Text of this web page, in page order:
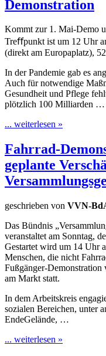
Demonstration
Kommt zur 1. Mai-Demo
Treﬀpunkt ist um 12 Uhr
(direkt am Europaplatz),
In der Pandemie gab es
Auch für notwendige
Gesundheit und Pflege
plötzlich 100 Milliarden …
... weiterlesen »
Fahrrad-
geplante
geschrieben von VVN-
Das Bündnis
veranstaltet am Sonntag,
Gestartet wird um 14 Uhr
Menschen, die nicht
Fußgänger-
am Markt statt.
In dem Arbeitskreis
sozialen Bereichen, unter
EndeGelände, …
... weiterlesen »